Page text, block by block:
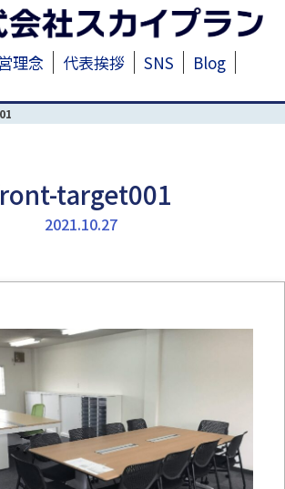
理念 代表挨拶 SNS
Blog
target001
2021.10.27